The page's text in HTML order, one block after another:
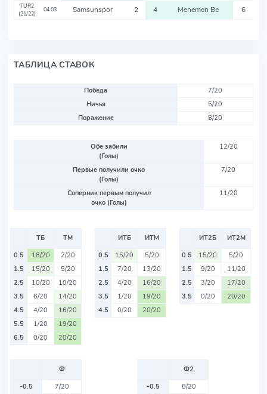
TUR2
(21/22)
04.03 Samsunspor 2 4 Menemen Be 6
ТАБЛИЦА СТАВОК
Победа
7/20
Ничья
5/20
Поражение
8/20
Обе забили
(Голы)
12/20
Первые получили очко
(Голы)
7/20
Соперник первым получил
очко (Голы)
11/20
ТБ
ТМ
0.5
18/20
2/20
1.5
15/20
5/20
2.5
10/20
10/20
3.5
6/20
14/20
4.5
4/20
16/20
5.5
1/20
19/20
6.5
0/20 20/20
ИТБ
ИТМ
0.5
15/20
5/20
1.5
7/20
13/20
2.5
4/20
16/20
3.5
1/20
19/20
4.5
0/20 20/20
ИТ2Б
ИТ2М
0.5
15/20
5/20
1.5
9/20
11/20
2.5
3/20
17/20
3.5
0/20 20/20
Ф
-0.5
7/20
Ф2
-0.5
8/20